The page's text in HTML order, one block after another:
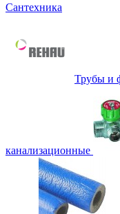
Сантехника
Трубы и
канализационные